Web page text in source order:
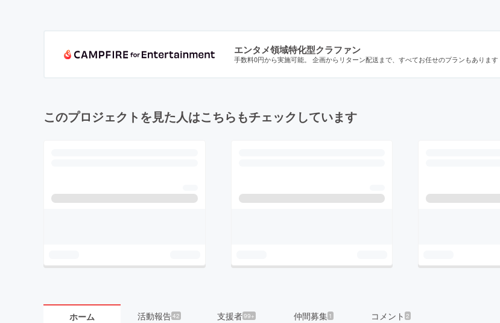
エンタメ領域特化型クラファン
手数料0円から実施可能。 企画からリターン配送まで、すべてお任せのプランもあります
このプロジェクトを見た人はこちらもチェックしています
ホーム 活動報告42 支援者99+ 仲間募集 1 コメント 2